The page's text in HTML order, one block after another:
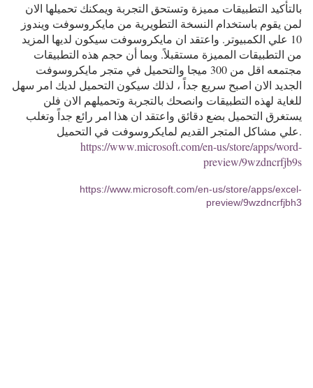
بالتأكيد التطبيقات مميزة وتستحق التجربة ويمكنك تحميلها الان
لمن يقوم باستخدام النسخة التطويرية من مايكروسوفت ويندوز
10 علي الكمبيوتر. واعتقد ان مايكروسوفت سيكون لديها المزيد
من التطبيقات المميزة مستقبلاً. وبما أن حجم هذه التطبيقات
مجتمعه اقل من 300 ميجا والتحميل في متجر مايكروسوفت
الجديد الان اصبح سريع جداً ، لذلك سيكون التحميل لديك امر سهل
للغاية لهذه التطبيقات وانصحك بالتجربة وتحميلهم الان فلن
يستغرق التحميل بضع دقائق واعتقد ان هذا امر رائع جداً وتغلب
علي مشاكل المتجر القديم لمايكروسوفت في التحميل.
https://www.microsoft.com/en-us/store/apps/word-
preview/9wzdncrfjb9s
https://www.microsoft.com/en-us/store/apps/excel-
preview/9wzdncrfjbh3